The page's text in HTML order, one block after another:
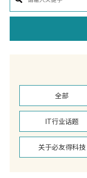
全部
IT行业话题
关于必友得科技